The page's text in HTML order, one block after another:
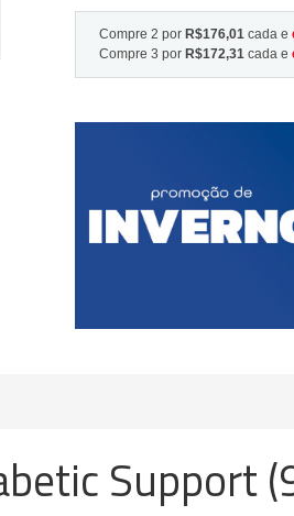
Compre 2 por R$176,01cada e
Compre 3 por R$172,31cada e
Support